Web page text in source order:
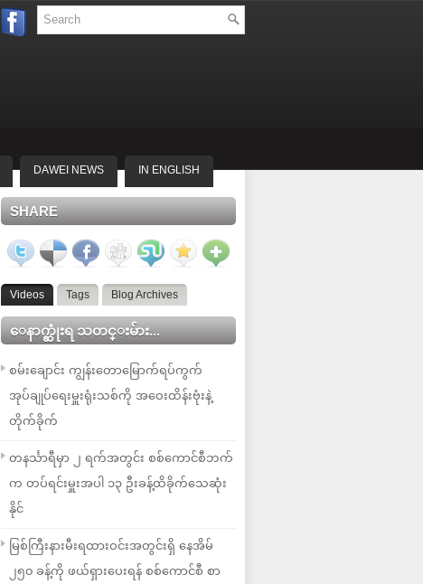
DAWEI NEWS IN ENGLISH
SHARE
Videos Tags Blog Archives
ေနာက္ဆုံးရ သတင္းမ်ား...
စမ်းချောင်း ကျွန်းတောမြောက်ရပ်ကွက်
အုပ်ချုပ်ရေးမှူးရုံးသစ်ကို အဝေးထိန်းဗုံးနဲ့
တိုက်ခိုက်
တနင်္သာရီမှာ ၂ ရက်အတွင်း စစ်ကောင်စီဘက်
က တပ်ရင်းမှူးအပါ ၁၃ ဦးခန့်ထိခိုက်သေဆုံး
နိုင်
မြစ်ကြီးနားမီးရထားဝင်းအတွင်းရှိ နေအိမ်
၂၅၀ ခန့်ကို ဖယ်ရှားပေးရန် စစ်ကောင်စီ စာ